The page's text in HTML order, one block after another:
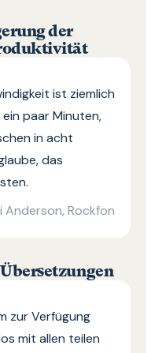
der
ist ziemlich
paar Minuten,
in acht
das
Anderson, Rockfon
zur Verfügung
mit allen teilen